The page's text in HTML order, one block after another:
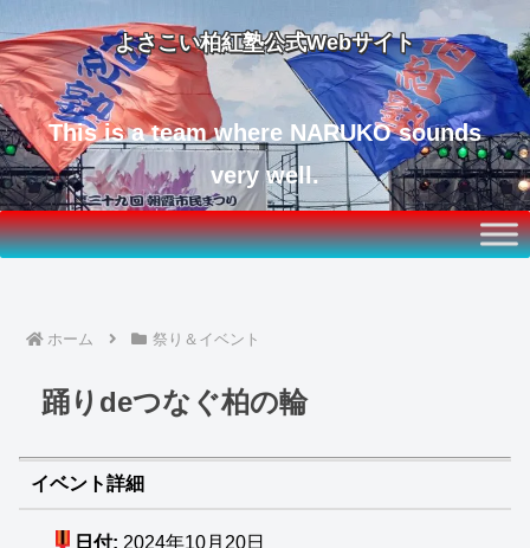
よさこい柏紅塾公式Webサイト
This is a team where NARUKO sounds
very well.
ホーム 祭り＆イベント
踊りdeつなぐ柏の輪
イベント詳細
日付: 2024年10月20日